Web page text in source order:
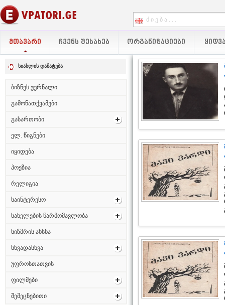
ᲛᲗᲐᲕᲐᲠᲘ ᲩᲕᲔᲜᲡ ᲨᲔᲡᲐᲮᲔᲑ ᲝᲠᲒᲐᲜᲘᲖᲐᲪᲘᲔᲑᲘ
სიახლის დამატება
ბიზნეს ჟურნალი
გამონათქვამები
გასართობი
ელ. წიგნები
იყიდება
პოეზია
რელიგია
საინტერესო
სახელების წარმომავლობა
სიზმრის ახსნა
სხვადასხვა
უფროსთათვის
ფილმები
შემეცნებითი